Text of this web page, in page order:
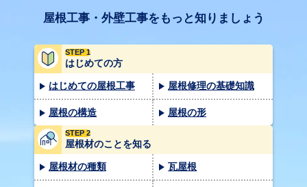
屋根工事・外壁工事をもっと知りましょう
STEP 1
はじめての方
はじめての屋根工事 屋根修理の基礎知識
屋根の構造 屋根の形
STEP 2
屋根材のことを知る
屋根材の種類 瓦屋根